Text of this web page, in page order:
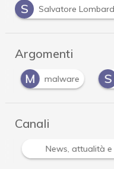
S
Salvatore
Argomenti
M malware S
Canali
Attacchi hacker